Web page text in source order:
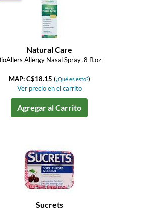
Natural Care
Allergy Nasal Spray .8 fl.oz
MAP: C$18.15 (¿Qué es esto?)
Ver precio en el carrito
Agregar al Carrito
Sucrets